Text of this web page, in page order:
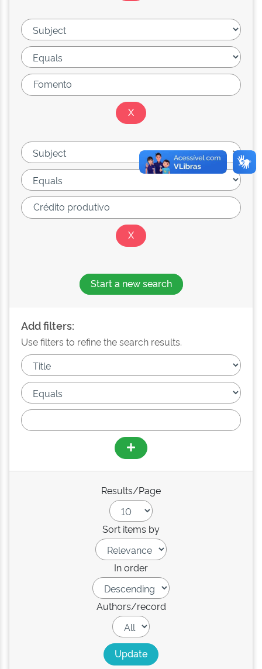
Start a new search
Add filters:
Use filters to refine the search results.
Results/Page
Sort items by
In order
Authors/record